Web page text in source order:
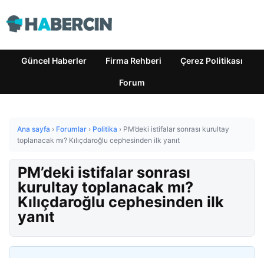
Güncel Haberler Firma Rehberi Çerez Politikası
Forum
Ana sayfa › Forumlar › Politika › PM’deki istifalar sonrası kurultay
toplanacak mı? Kılıçdaroğlu cephesinden ilk yanıt
PM’deki istifalar sonrası
kurultay toplanacak mı?
Kılıçdaroğlu cephesinden ilk
yanıt